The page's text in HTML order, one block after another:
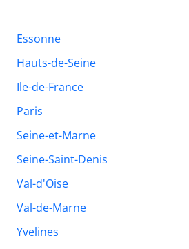
Essonne
Hauts-de-Seine
Ile-de-France
Paris
Seine-et-Marne
Seine-Saint-Denis
Val-d'Oise
Val-de-Marne
Yvelines